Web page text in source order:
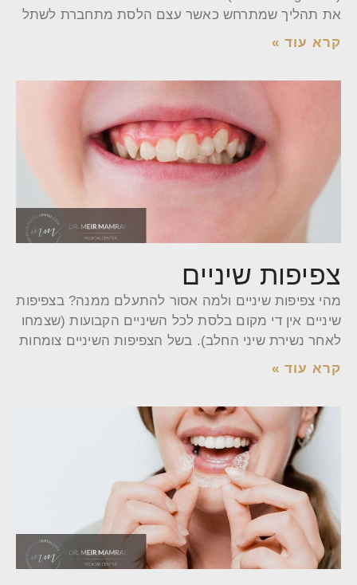
את תהליך שמתרחש כאשר עצם הלסת מתחברת לשתל
קרא עוד »
צפיפות שיניים
מהי צפיפות שיניים ולמה אסור להתעלם ממנה? בצפיפות
שיניים אין די מקום בלסת לכל השיניים הקבועות (שצמחו
לאחר נשירת שיני החלב). בשל הצפיפות השיניים צומחות
קרא עוד »